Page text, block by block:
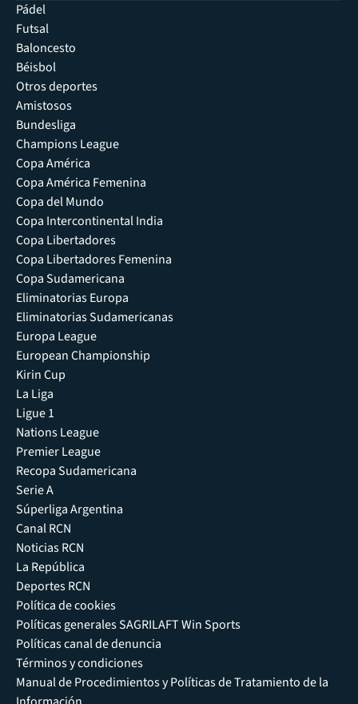
Pádel
Futsal
Baloncesto
Béisbol
Otros deportes
Amistosos
Bundesliga
Champions League
Copa América
Copa América Femenina
Copa del Mundo
Copa Intercontinental India
Copa Libertadores
Copa Libertadores Femenina
Copa Sudamericana
Eliminatorias Europa
Eliminatorias Sudamericanas
Europa League
European Championship
Kirin Cup
La Liga
Ligue 1
Nations League
Premier League
Recopa Sudamericana
Serie A
Súperliga Argentina
Canal RCN
Noticias RCN
La República
Deportes RCN
Política de cookies
Políticas generales SAGRILAFT Win Sports
Políticas canal de denuncia
Términos y condiciones
Manual de Procedimientos y Políticas de Tratamiento de la